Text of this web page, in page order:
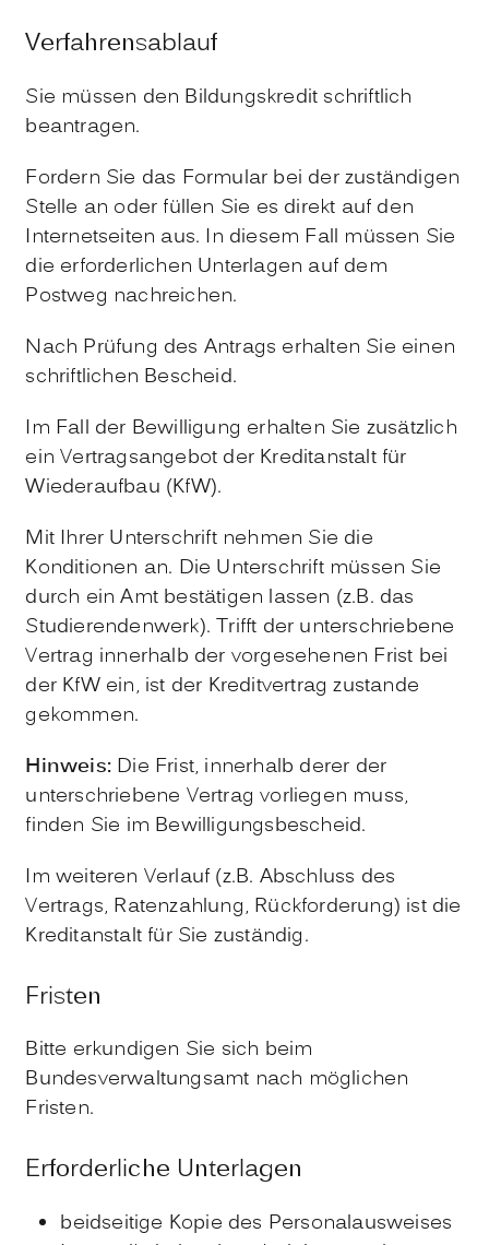
Verfahrensablauf
Sie müssen den Bildungskredit schriftlich
beantragen.
Fordern Sie das Formular bei der zuständigen
Stelle an oder füllen Sie es direkt auf den
Internetseiten aus. In diesem Fall müssen Sie
die erforderlichen Unterlagen auf dem
Postweg nachreichen.
Nach Prüfung des Antrags erhalten Sie einen
schriftlichen Bescheid.
Im Fall der Bewilligung erhalten Sie zusätzlich
ein Vertragsangebot der Kreditanstalt für
Wiederaufbau (KfW).
Mit Ihrer Unterschrift nehmen Sie die
Konditionen an. Die Unterschrift müssen Sie
durch ein Amt bestätigen lassen (z.B. das
Studierendenwerk). Trifft der unterschriebene
Vertrag innerhalb der vorgesehenen Frist bei
der KfW ein, ist der Kreditvertrag zustande
gekommen.
Hinweis: Die Frist, innerhalb derer der
unterschriebene Vertrag vorliegen muss,
finden Sie im Bewilligungsbescheid.
Im weiteren Verlauf (z.B. Abschluss des
Vertrags, Ratenzahlung, Rückforderung) ist die
Kreditanstalt für Sie zuständig.
Fristen
Bitte erkundigen Sie sich beim
Bundesverwaltungsamt nach möglichen
Fristen.
Erforderliche Unterlagen
beidseitige Kopie des Personalausweises